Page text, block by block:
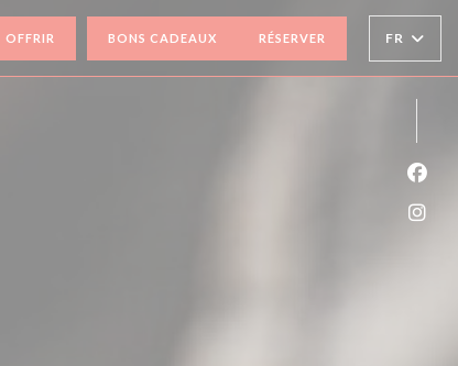
OFFRIR ((OUVRE UNE NOUVELLE FENÊTRE))
RÉSERVER
BONS CADEAUX FR